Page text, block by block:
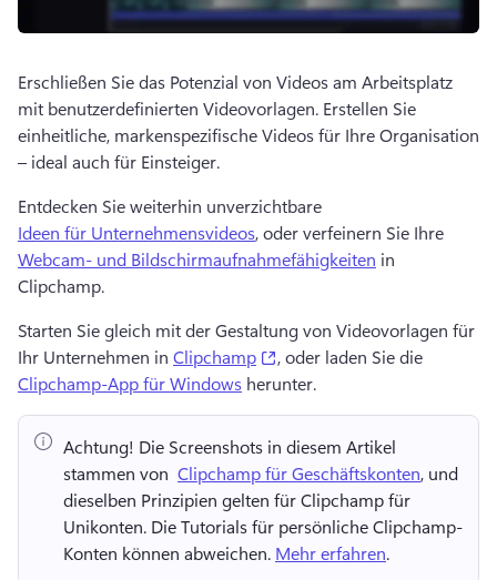
Erschließen Sie das Potenzial von Videos am Arbeitsplatz
mit benutzerdefinierten Videovorlagen. Erstellen Sie
einheitliche, markenspezifische Videos für Ihre Organisation
– ideal auch für Einsteiger.
Entdecken Sie weiterhin unverzichtbare
Ideen für Unternehmensvideos, oder verfeinern Sie Ihre
Webcam- und Bildschirmaufnahmefähigkeiten in
Clipchamp.
Starten Sie gleich mit der Gestaltung von Videovorlagen für
Ihr Unternehmen in Clipchamp (opens in a new tab)
, oder laden Sie die
Clipchamp-App für Windows herunter.
Achtung! Die Screenshots in diesem Artikel
stammen von ⁠ Clipchamp für Geschäftskonten, und
dieselben Prinzipien gelten für Clipchamp für
Unikonten. Die Tutorials für persönliche Clipchamp-
Konten können abweichen. Mehr erfahren.